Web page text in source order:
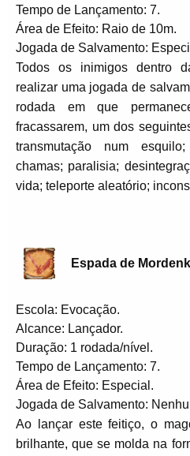
Tempo de Lançamento: 7.
Área de Efeito: Raio de 10m.
Jogada de Salvamento:
Todos os inimigos dentro
realizar uma jogada de
rodada em que
fracassarem, um dos
transmutação num
chamas; paralisia;
vida; teleporte aleatório;
Espada de
Escola: Evocação.
Alcance: Lançador.
Duração: 1 rodada/nível.
Tempo de Lançamento: 7.
Área de Efeito: Especial.
Jogada de Salvamento:
Ao lançar este feitiço, o
brilhante, que se molda na